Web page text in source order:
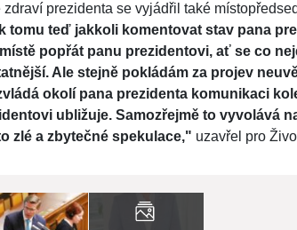
prezidenta se vyjádřil také
tomu teď jakkoli komentovat stav pana
popřát panu prezidentovi, ať se co
Ale stejně pokládám za projev
okolí pana prezidenta komunikaci
ubližuje. Samozřejmě to vyvolává
zlé a zbytečné spekulace," uzavřel pro